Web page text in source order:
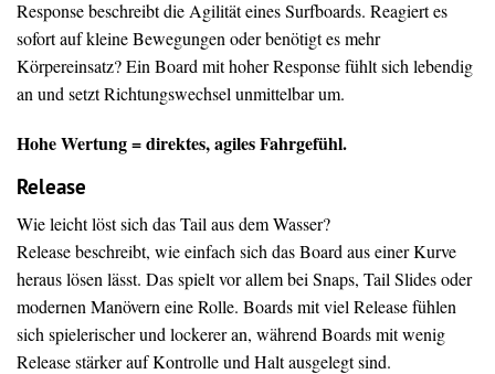
Response beschreibt die Agilität eines Surfboards. Reagiert es
sofort auf kleine Bewegungen oder benötigt es mehr
Körpereinsatz? Ein Board mit hoher Response fühlt sich lebendig
an und setzt Richtungswechsel unmittelbar um.
Hohe Wertung = direktes, agiles Fahrgefühl.
Release
Wie leicht löst sich das Tail aus dem Wasser?
Release beschreibt, wie einfach sich das Board aus einer Kurve
heraus lösen lässt. Das spielt vor allem bei Snaps, Tail Slides oder
modernen Manövern eine Rolle. Boards mit viel Release fühlen
sich spielerischer und lockerer an, während Boards mit wenig
Release stärker auf Kontrolle und Halt ausgelegt sind.